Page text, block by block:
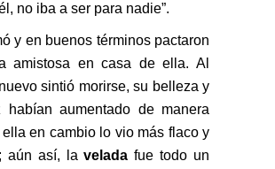
no iba a ser para nadie”.
y en buenos términos pactaron
amistosa en casa de ella. Al
sintió morirse, su belleza y
habían aumentado de manera
en cambio lo vio más flaco y
aún así, lavelada fue todo un